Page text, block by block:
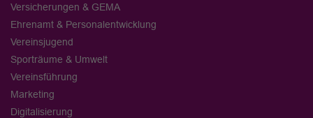
Versicherungen & GEMA
Ehrenamt & Personalentwicklung
Vereinsjugend
Sporträume & Umwelt
Vereinsführung
Marketing
Digitalisierung